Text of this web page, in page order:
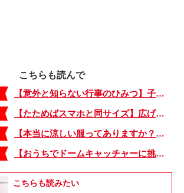
こちらも読んで
【意外と知らない行事のひみつ】子どもにはどう伝える？「お盆」って何だろう？
【たためばスマホと同サイズ】広げるとビビッドでジューシーな柄が目を引くコンパクトな「扇子」
【本当に涼しい服ってありますか？】夏素材の代表「リネン」で夏らしいおしゃれを♪「ワンピース」「パンツ」「スカート」「シャツ」の気になるアイテムはコレ！
【おうちでドームキャッチャーに挑戦だ】アンパンマン わくわくドームキャッチャー
こちらも読みたい